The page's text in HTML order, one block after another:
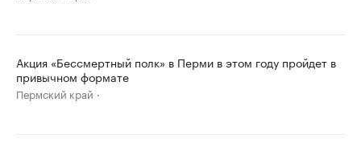
Акция «Бессмертный полк» в Перми в этом году пройдет в
привычном формате
Пермский край